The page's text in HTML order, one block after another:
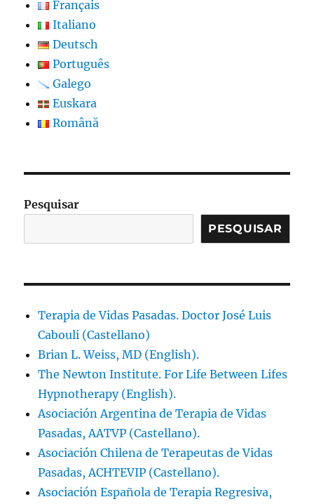
Français
Italiano
Deutsch
Português
Galego
Euskara
Română
Pesquisar
PESQUISAR
Terapia de Vidas Pasadas. Doctor José Luis
Cabouli (Castellano)
Brian L. Weiss, MD (English).
The Newton Institute. For Life Between Lifes
Hypnotherapy (English).
Asociación Argentina de Terapia de Vidas
Pasadas, AATVP (Castellano).
Asociación Chilena de Terapeutas de Vidas
Pasadas, ACHTEVIP (Castellano).
Asociación Española de Terapia Regresiva,